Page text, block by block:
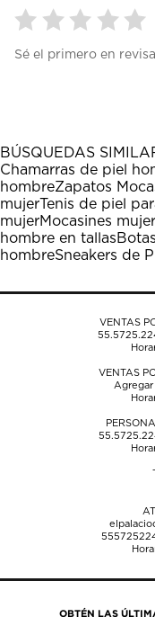
para
1
estrella
Esta
acción
abrirá
el
formulario
de
para
estrellas.
Esta
acción
abrirá
el
formulario
de
para
estrellas.
Esta
acción
abrirá
el
formulario
de
para
Esta
acción
abrirá
el
de
para
Esta
el
de
Sé el primero en
BÚSQUEDAS
Chamarras de piel
hombreZapatos
mujerTenis de piel
mujerMocasines
hombre en tallas
hombreSneakers de
VENTAS
VENTAS
OBTÉN LAS